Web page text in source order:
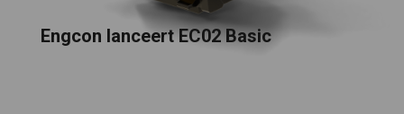
Engcon lanceert EC02 Basic